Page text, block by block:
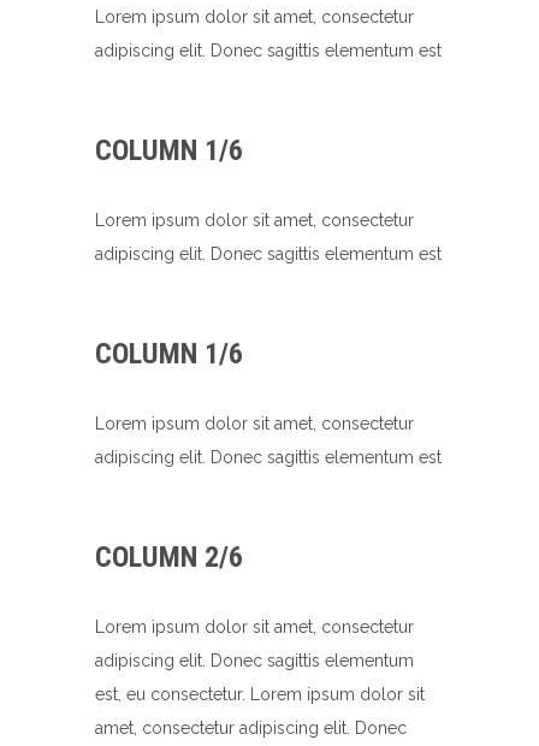
Lorem ipsum dolor sit amet, consectetur
adipiscing elit. Donec sagittis elementum est
COLUMN 1/6
Lorem ipsum dolor sit amet, consectetur
adipiscing elit. Donec sagittis elementum est
COLUMN 1/6
Lorem ipsum dolor sit amet, consectetur
adipiscing elit. Donec sagittis elementum est
COLUMN 2/6
Lorem ipsum dolor sit amet, consectetur
adipiscing elit. Donec sagittis elementum
est, eu consectetur. Lorem ipsum dolor sit
amet, consectetur adipiscing elit. Donec